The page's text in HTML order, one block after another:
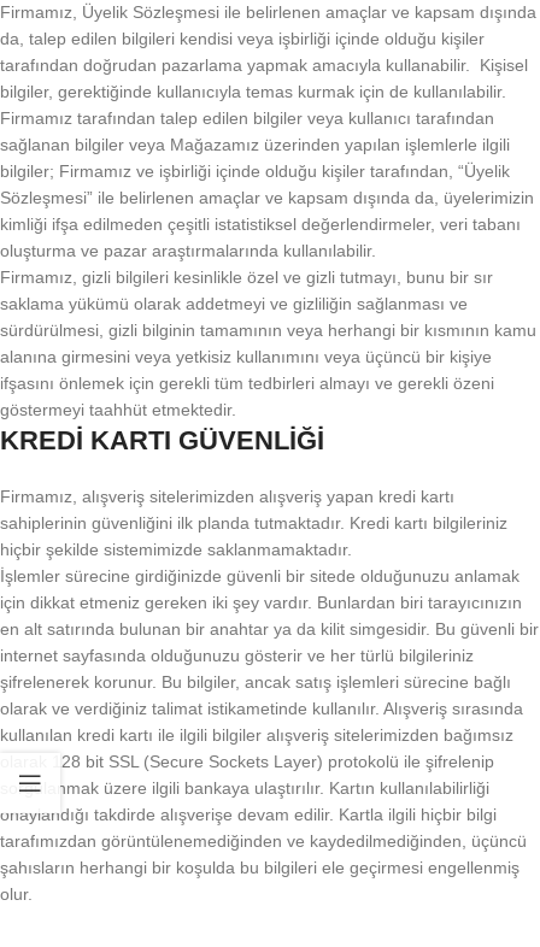
Firmamız, Üyelik Sözleşmesi ile belirlenen amaçlar ve kapsam dışında
da, talep edilen bilgileri kendisi veya işbirliği içinde olduğu kişiler
tarafından doğrudan pazarlama yapmak amacıyla kullanabilir. Kişisel
bilgiler, gerektiğinde kullanıcıyla temas kurmak için de kullanılabilir.
Firmamız tarafından talep edilen bilgiler veya kullanıcı tarafından
sağlanan bilgiler veya Mağazamız üzerinden yapılan işlemlerle ilgili
bilgiler; Firmamız ve işbirliği içinde olduğu kişiler tarafından, “Üyelik
Sözleşmesi” ile belirlenen amaçlar ve kapsam dışında da, üyelerimizin
kimliği ifşa edilmeden çeşitli istatistiksel değerlendirmeler, veri tabanı
oluşturma ve pazar araştırmalarında kullanılabilir.
Firmamız, gizli bilgileri kesinlikle özel ve gizli tutmayı, bunu bir sır
saklama yükümü olarak addetmeyi ve gizliliğin sağlanması ve
sürdürülmesi, gizli bilginin tamamının veya herhangi bir kısmının kamu
alanına girmesini veya yetkisiz kullanımını veya üçüncü bir kişiye
ifşasını önlemek için gerekli tüm tedbirleri almayı ve gerekli özeni
göstermeyi taahhüt etmektedir.
KREDİ KARTI GÜVENLİĞİ
Firmamız, alışveriş sitelerimizden alışveriş yapan kredi kartı
sahiplerinin güvenliğini ilk planda tutmaktadır. Kredi kartı bilgileriniz
hiçbir şekilde sistemimizde saklanmamaktadır.
İşlemler sürecine girdiğinizde güvenli bir sitede olduğunuzu anlamak
için dikkat etmeniz gereken iki şey vardır. Bunlardan biri tarayıcınızın
en alt satırında bulunan bir anahtar ya da kilit simgesidir. Bu güvenli bir
internet sayfasında olduğunuzu gösterir ve her türlü bilgileriniz
şifrelenerek korunur. Bu bilgiler, ancak satış işlemleri sürecine bağlı
olarak ve verdiğiniz talimat istikametinde kullanılır. Alışveriş sırasında
kullanılan kredi kartı ile ilgili bilgiler alışveriş sitelerimizden bağımsız
olarak 128 bit SSL (Secure Sockets Layer) protokolü ile şifrelenip
sorgulanmak üzere ilgili bankaya ulaştırılır. Kartın kullanılabilirliği
onaylandığı takdirde alışverişe devam edilir. Kartla ilgili hiçbir bilgi
tarafımızdan görüntülenemediğinden ve kaydedilmediğinden, üçüncü
şahısların herhangi bir koşulda bu bilgileri ele geçirmesi engellenmiş
olur.